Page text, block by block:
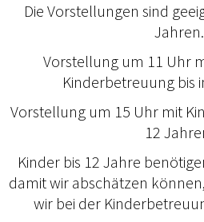
Die Vorstellungen sind
Jahren.
Vorstellung um 11 Uhr
Kinderbetreuung bis
Vorstellung um 15 Uhr mit
12
Kinder bis 12 Jahre
damit wir abschätzen
wir bei der